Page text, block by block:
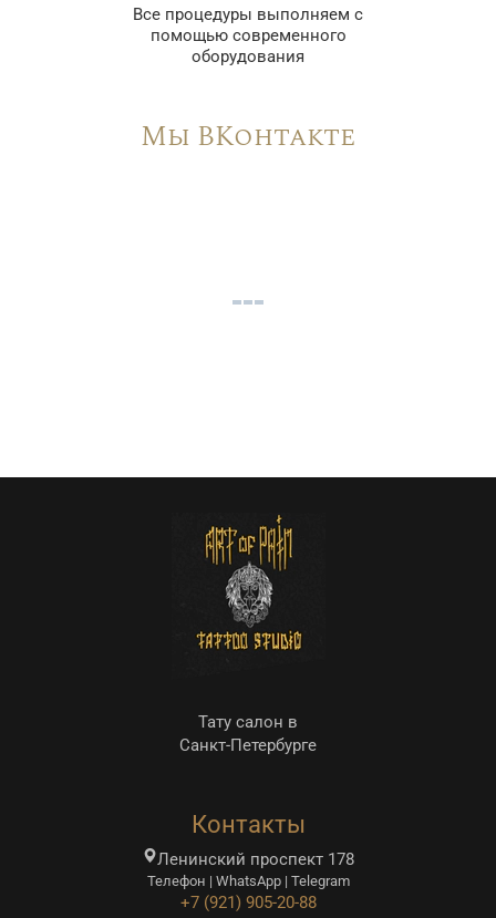
Все процедуры выполняем с
помощью современного
оборудования
Мы ВКонтакте
Тату салон в
Санкт-Петербурге
Контакты
Ленинский проспект 178
Телефон | WhatsApp | Telegram
+7 (921) 905-20-88